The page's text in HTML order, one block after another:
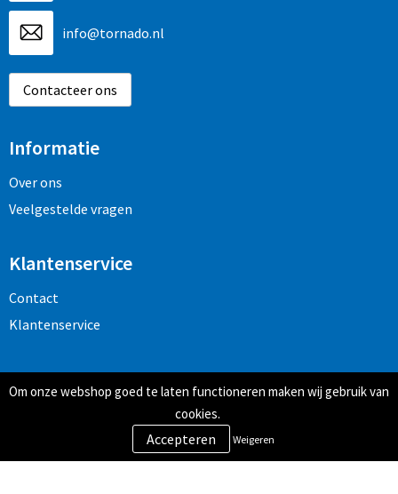
info@tornado.nl
Contacteer ons
Informatie
Over ons
Veelgestelde vragen
Klantenservice
Contact
Klantenservice
Veilig winkelen
Privacy- en cookiebeleid
Disclaimer
Om onze webshop goed te laten functioneren maken wij gebruik van
cookies.
Weigeren